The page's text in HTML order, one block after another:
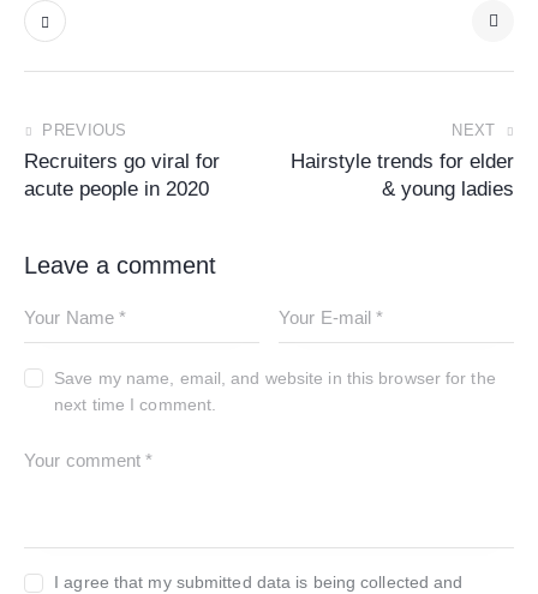
PREVIOUS
Recruiters go viral for
acute people in 2020
NEXT
Hairstyle trends for elder
& young ladies
Leave a comment
Save my name, email, and website in this browser for the
next time I comment.
I agree that my submitted data is being collected and